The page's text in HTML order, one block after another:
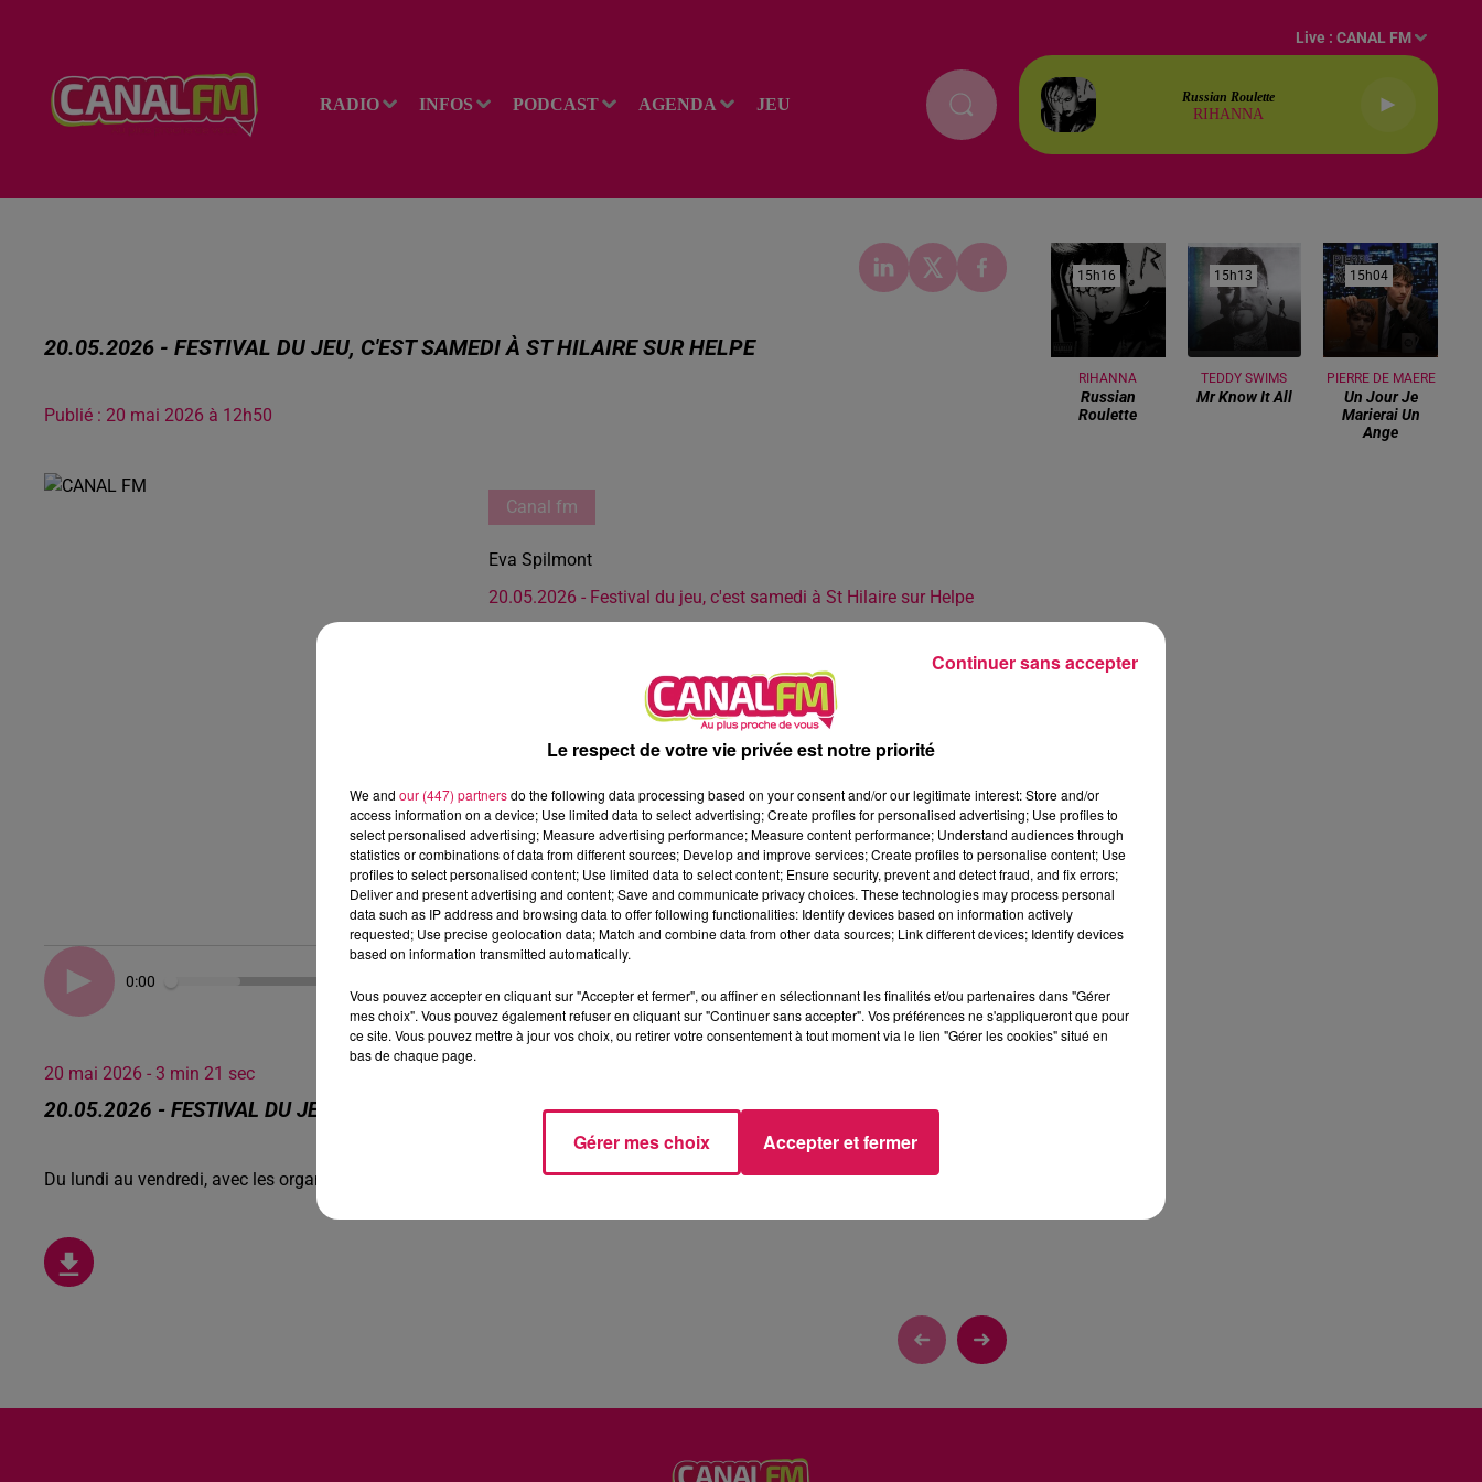
RADIO INFOS PODCAST AGENDA JEU
Live :CANAL FM
Russian Roulette
RIHANNA
20.05.2026 - FESTIVAL DU JEU, C'EST SAMEDI À ST HILAIRE SUR HELPE
Publié : 20 mai 2026 à 12h50
Canal fm
Eva Spilmont
20.05.2026 - Festival du jeu, c'est samedi à St Hilaire sur Helpe
0:00
20 mai 2026 - 3 min 21 sec
20.05.2026 - FESTIVAL DU JEU, C'EST SAMEDI À ST HILAIRE SUR HELPE
Du lundi au vendredi, avec les organisateurs de manifestations et Eva, découvrons les évènements dans notre région.
15h16
15h16
RIHANNA
Russian
Roulette
15h13
15h13
TEDDY SWIMS
Mr Know It All
15h04
15h04
PIERRE DE MAERE
Un Jour Je
Marierai Un
Ange
Le respect de votre vie privée est notre priorité
We and our (447) partnersdo the following data processing based on your consent and/or our legitimate interest: Store and/or
access information on a device; Use limited data to select advertising; Create profiles for personalised advertising; Use profiles to
select personalised advertising; Measure advertising performance; Measure content performance; Understand audiences through
statistics or combinations of data from different sources; Develop and improve services; Create profiles to personalise content; Use
profiles to select personalised content; Use limited data to select content; Ensure security, prevent and detect fraud, and fix errors;
Deliver and present advertising and content; Save and communicate privacy choices. These technologies may process personal
data such as IP address and browsing data to offer following functionalities: Identify devices based on information actively
requested; Use precise geolocation data; Match and combine data from other data sources; Link different devices; Identify devices
based on information transmitted automatically.
Vous pouvez accepter en cliquant sur "Accepter et fermer", ou affiner en sélectionnant les finalités et/ou partenaires dans "Gérer
mes choix". Vous pouvez également refuser en cliquant sur "Continuer sans accepter". Vos préférences ne s'appliqueront que pour
ce site. Vous pouvez mettre à jour vos choix, ou retirer votre consentement à tout moment via le lien "Gérer les cookies" situé en
bas de chaque page.
Gérer mes choix Accepter et fermer
Continuer sans accepter